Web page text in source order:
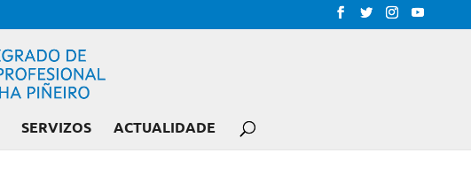
SERVIZOS ACTUALIDADE